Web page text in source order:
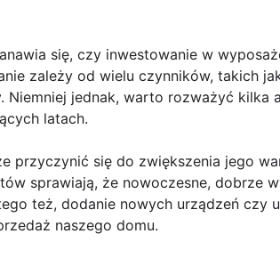
się, czy inwestowanie w
zależy od wielu czynników, takich
Niemniej jednak, warto rozważyć kilka
latach.
przyczynić się do zwiększenia jego
sprawiają, że nowoczesne, dobrze
też, dodanie nowych urządzeń czy
naszego domu.